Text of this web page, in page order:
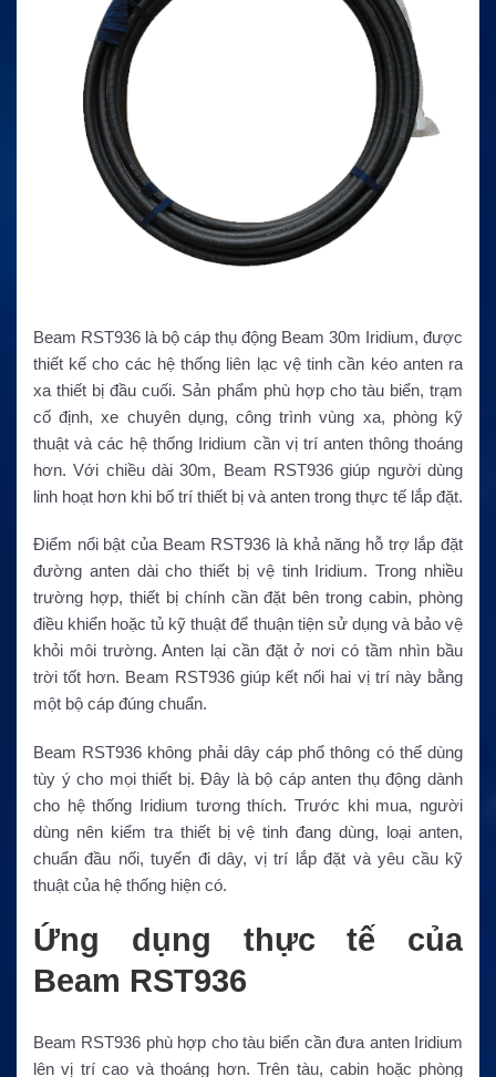
Beam RST936 là bộ cáp thụ động Beam 30m Iridium, được
thiết kế cho các hệ thống liên lạc vệ tinh cần kéo anten ra
xa thiết bị đầu cuối. Sản phẩm phù hợp cho tàu biển, trạm
cố định, xe chuyên dụng, công trình vùng xa, phòng kỹ
thuật và các hệ thống Iridium cần vị trí anten thông thoáng
hơn. Với chiều dài 30m, Beam RST936 giúp người dùng
linh hoạt hơn khi bố trí thiết bị và anten trong thực tế lắp đặt.
Điểm nổi bật của Beam RST936 là khả năng hỗ trợ lắp đặt
đường anten dài cho thiết bị vệ tinh Iridium. Trong nhiều
trường hợp, thiết bị chính cần đặt bên trong cabin, phòng
điều khiển hoặc tủ kỹ thuật để thuận tiện sử dụng và bảo vệ
khỏi môi trường. Anten lại cần đặt ở nơi có tầm nhìn bầu
trời tốt hơn. Beam RST936 giúp kết nối hai vị trí này bằng
một bộ cáp đúng chuẩn.
Beam RST936 không phải dây cáp phổ thông có thể dùng
tùy ý cho mọi thiết bị. Đây là bộ cáp anten thụ động dành
cho hệ thống Iridium tương thích. Trước khi mua, người
dùng nên kiểm tra thiết bị vệ tinh đang dùng, loại anten,
chuẩn đầu nối, tuyến đi dây, vị trí lắp đặt và yêu cầu kỹ
thuật của hệ thống hiện có.
Ứng dụng thực tế của
Beam RST936
Beam RST936 phù hợp cho tàu biển cần đưa anten Iridium
lên vị trí cao và thoáng hơn. Trên tàu, cabin hoặc phòng